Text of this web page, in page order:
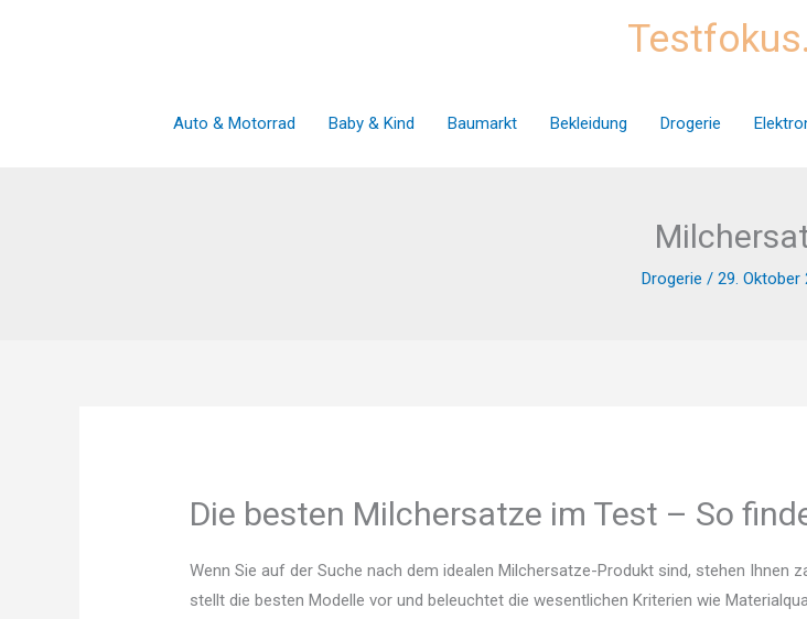
Auto & Motorrad Baby & Kind Baumarkt Bekleidung Drogerie
Drogerie / 29. Oktober
Die besten Milchersatze im Test – So
Wenn Sie auf der Suche nach dem idealen Milchersatze-Produkt sind, stehen Ihnen
stellt die besten Modelle vor und beleuchtet die wesentlichen Kriterien wie